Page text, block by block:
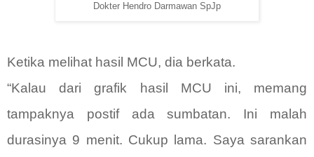
Dokter Hendro Darmawan SpJp
Ketika melihat hasil MCU, dia berkata.
“Kalau dari grafik hasil MCU ini, memang
tampaknya postif ada sumbatan. Ini malah
durasinya 9 menit. Cukup lama. Saya sarankan